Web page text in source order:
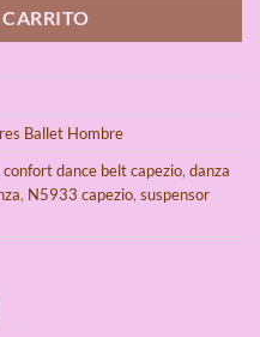
Ballet Hombre
confort dance belt capezio, danza
, N5933 capezio, suspensor